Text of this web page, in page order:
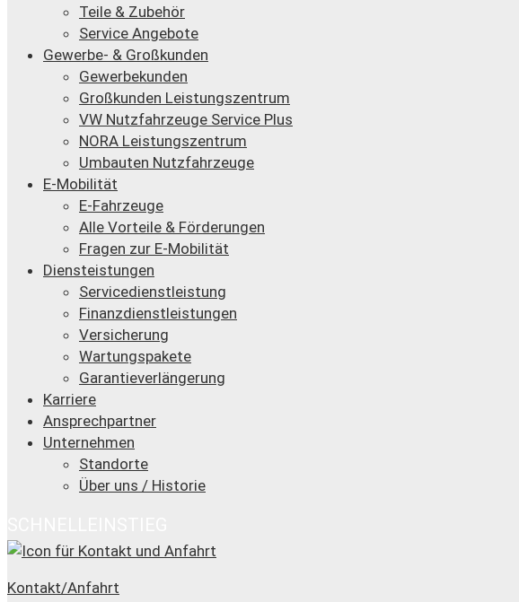
Teile & Zubehör
Service Angebote
Gewerbe- & Großkunden
Gewerbekunden
Großkunden Leistungszentrum
VW Nutzfahrzeuge Service Plus
NORA Leistungszentrum
Umbauten Nutzfahrzeuge
E-Mobilität
E-Fahrzeuge
Alle Vorteile & Förderungen
Fragen zur E-Mobilität
Diensteistungen
Servicedienstleistung
Finanzdienstleistungen
Versicherung
Wartungspakete
Garantieverlängerung
Karriere
Ansprechpartner
Unternehmen
Standorte
Über uns / Historie
Kontakt/Anfahrt